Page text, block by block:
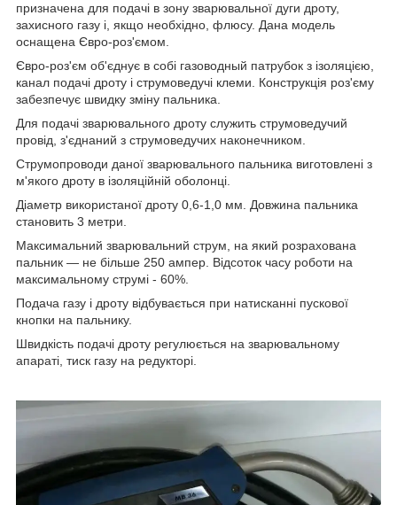
призначена для подачі в зону зварювальної дуги дроту,
захисного газу і, якщо необхідно, флюсу. Дана модель
оснащена Євро-роз'ємом.
Євро-роз'єм об'єднує в собі газоводный патрубок з ізоляцією,
канал подачі дроту і струмоведучі клеми. Конструкція роз'єму
забезпечує швидку зміну пальника.
Для подачі зварювального дроту служить струмоведучий
провід, з'єднаний з струмоведучих наконечником.
Струмопроводи даної зварювального пальника виготовлені з
м'якого дроту в ізоляційній оболонці.
Діаметр використаної дроту 0,6-1,0 мм. Довжина пальника
становить 3 метри.
Максимальний зварювальний струм, на який розрахована
пальник ― не більше 250 ампер. Відсоток часу роботи на
максимальному струмі - 60%.
Подача газу і дроту відбувається при натисканні пускової
кнопки на пальнику.
Швидкість подачі дроту регулюється на зварювальному
апараті, тиск газу на редукторі.